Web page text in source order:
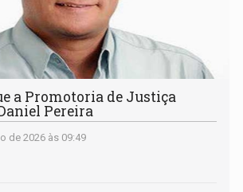
a Promotoria de Justiça
Pereira
de 2026 às 09:49